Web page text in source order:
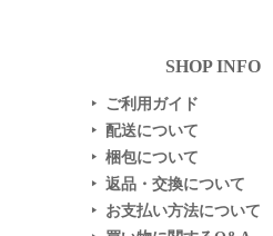
SHOP INFO
▶ ご利用ガイド
▶ 配送について
▶ 梱包について
▶ 返品・交換について
▶ お支払い方法について